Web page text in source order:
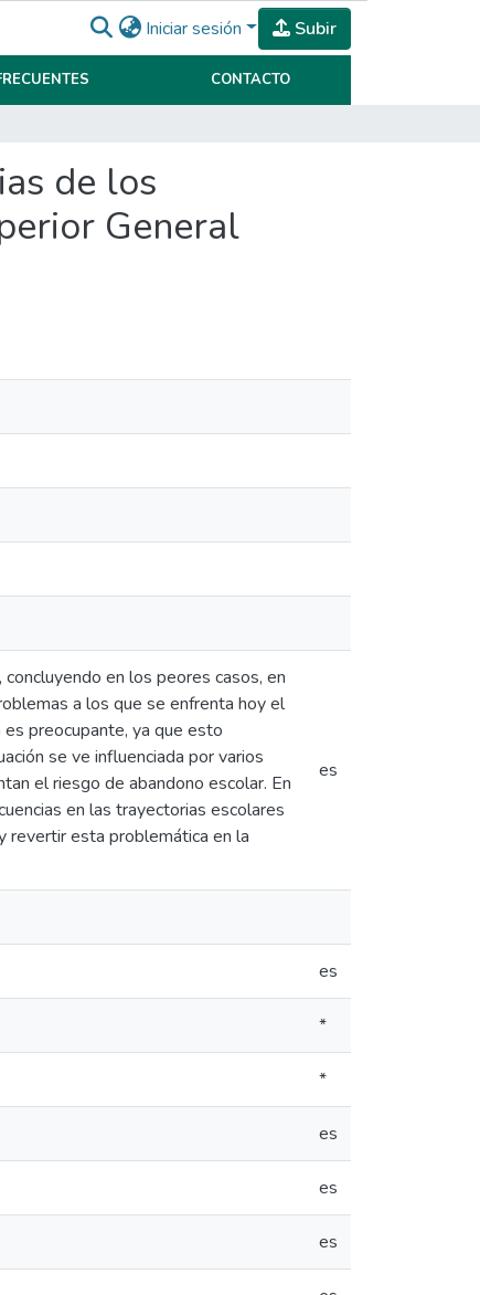
Iniciar sesión Subir
CONTACTO
de los
General
en los peores casos, en
a los que se enfrenta hoy el
preocupante, ya que esto
se ve influenciada por varios
el riesgo de abandono escolar. En
en las trayectorias escolares
revertir esta problemática en la
es
es
*
*
es
es
es